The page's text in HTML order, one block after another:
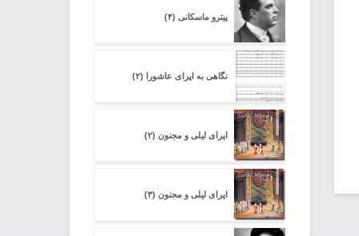
پیترو ماسکانی (۴)
نگاهی به اپرای عاشورا (۲)
اپرای لیلی و مجنون (۲)
اپرای لیلی و مجنون (۳)